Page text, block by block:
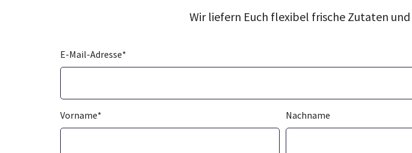
Wir liefern Euch flexibel frische Zutaten
E-Mail-Adresse*
Vorname* Nachname